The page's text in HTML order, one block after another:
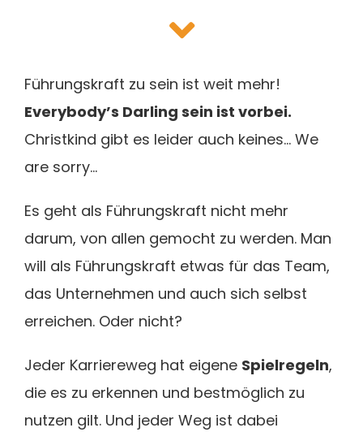
Führungskraft zu sein ist weit mehr!
Everybody’s Darling sein ist vorbei.
Christkind gibt es leider auch keines… We
are sorry…
Es geht als Führungskraft nicht mehr
darum, von allen gemocht zu werden. Man
will als Führungskraft etwas für das Team,
das Unternehmen und auch sich selbst
erreichen. Oder nicht?
Jeder Karriereweg hat eigene Spielregeln,
die es zu erkennen und bestmöglich zu
nutzen gilt. Und jeder Weg ist dabei